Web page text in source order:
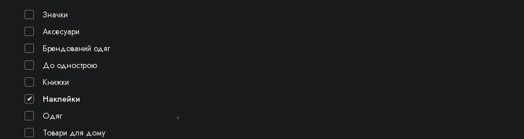
Значки
Аксесуари
Брендований одяг
До однострою
Книжки
Наклейки
Одяг
Товари для дому